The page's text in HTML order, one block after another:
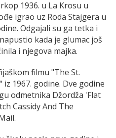
1936. u La Krosu u
igrao uz Roda Stajgera u
Odgajali su ga tetka i
kada je glumac još
i njegova majka.
filmu "The St.
1967. godine. Dve godine
odmetnika Džordža 'Flat
Cassidy And The